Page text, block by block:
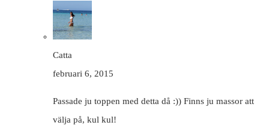
Catta
februari 6, 2015
Passade ju toppen med detta då :)) Finns ju massor att
välja på, kul kul!